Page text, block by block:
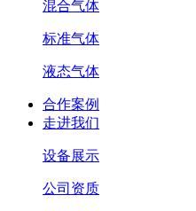
混合气体
标准气体
液态气体
合作案例
走进我们
设备展示
公司资质